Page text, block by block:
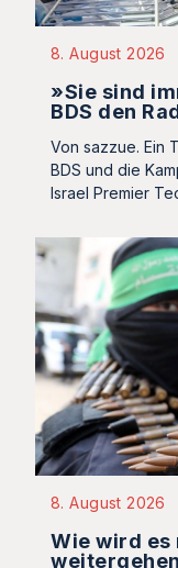
8. August 2026
»Sie sind
BDS den
Von sazzue. Ein
BDS und die
Israel Premier
8. August 2026
Wie wird es